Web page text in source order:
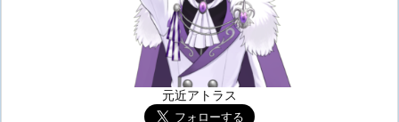
元近アトラス